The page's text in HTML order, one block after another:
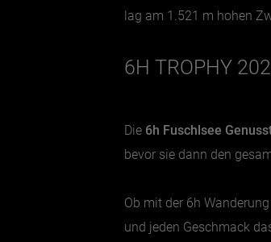
lag am 1.521 m hohen
6H TROPHY
Die 6h Fuschlsee
bevor sie dann den
Ob mit der 6h
und jeden Geschmack